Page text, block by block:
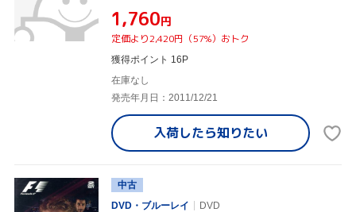
¥1,760円
定価より2,420円（57%）おトク
獲得ポイント 16P
在庫なし
発売年月日：2011/12/21
入荷したら知りたい
中古
DVD・ブルーレイ
DVD